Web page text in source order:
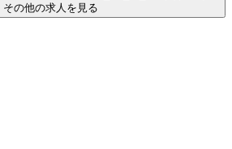
その他の求人を見る